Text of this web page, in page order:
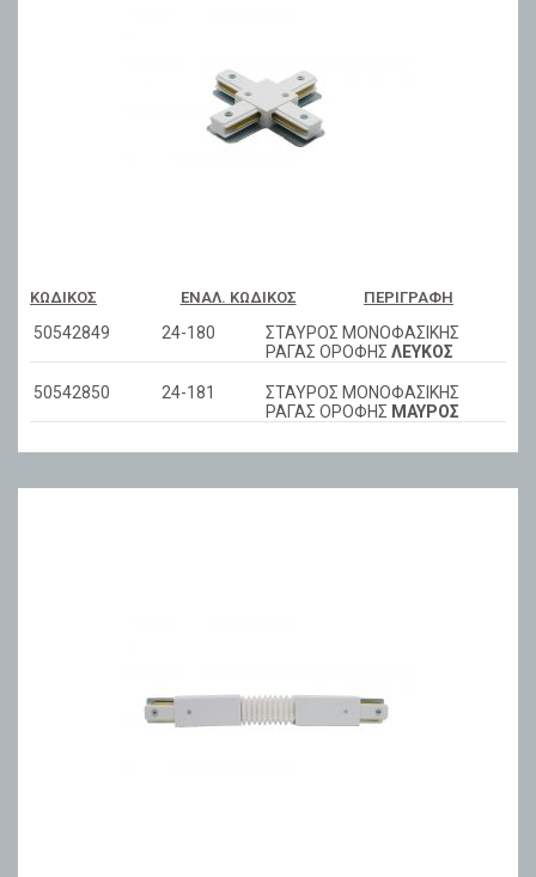
ΚΩΔΙΚΌΣ ΕΝΑΛ. ΚΩΔΙΚΌΣ ΠΕΡΙΓΡΑΦΉ
50542849 24-180
ΣΤΑΥΡΟΣ ΜΟΝΟΦΑΣΙΚΗΣ
ΡΑΓΑΣ ΟΡΟΦΗΣ ΛΕΥΚΟΣ
50542850 24-181
ΣΤΑΥΡΟΣ ΜΟΝΟΦΑΣΙΚΗΣ
ΡΑΓΑΣ ΟΡΟΦΗΣ ΜΑΥΡΟΣ